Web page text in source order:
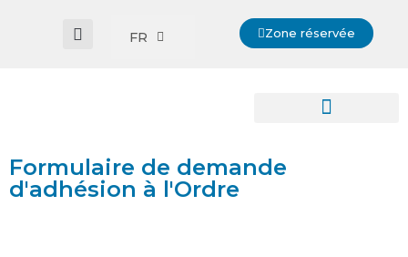
FR Zone réservée
Formulaire de demande
d'adhésion à l'Ordre